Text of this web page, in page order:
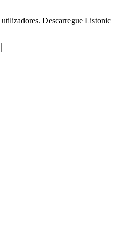
Descarregue Listonic